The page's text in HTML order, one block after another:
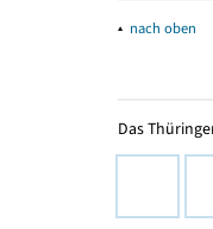
▴ nach oben
Das